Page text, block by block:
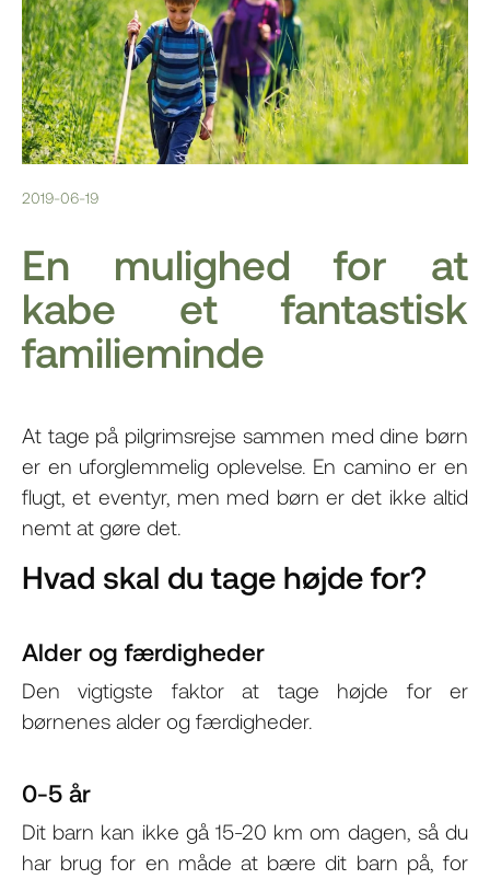
2019-06-19
En mulighed for at
kabe et fantastisk
familieminde
At tage på pilgrimsrejse sammen med dine børn
er en uforglemmelig oplevelse. En camino er en
flugt, et eventyr, men med børn er det ikke altid
nemt at gøre det.
Hvad skal du tage højde for?
Alder og færdigheder
Den vigtigste faktor at tage højde for er
børnenes alder og færdigheder.
0-5 år
Dit barn kan ikke gå 15-20 km om dagen, så du
har brug for en måde at bære dit barn på, for